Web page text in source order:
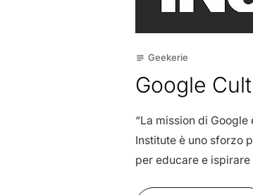
subject Geekerie
Google
“La mission di
Institute è uno sforzo
per educare e ispirare